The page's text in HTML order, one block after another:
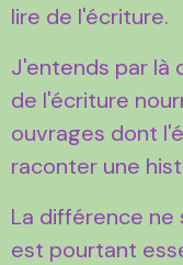
lire de l'écriture.
J'entends par là
de l'écriture
ouvrages dont
raconter une
La différence ne
est pourtant